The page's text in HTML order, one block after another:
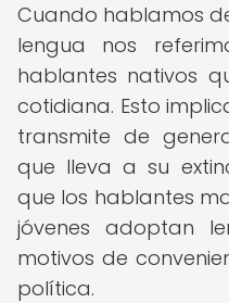
Cuando hablamos
lengua nos
hablantes nativos
cotidiana. Esto
transmite de
que lleva a su
que los hablantes
jóvenes adoptan
motivos de
política.